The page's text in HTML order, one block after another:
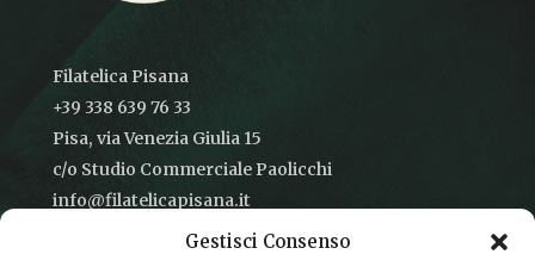
Gestisci Consenso
Filatelica Pisana
+39 338 639 76 33
Pisa, via Venezia Giulia 15
c/o Studio Commerciale Paolicchi
info@filatelicapisana.it